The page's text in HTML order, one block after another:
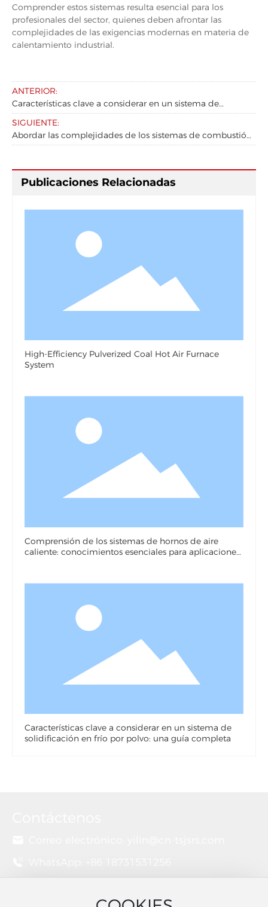
Comprender estos sistemas resulta esencial para los
profesionales del sector, quienes deben afrontar las
complejidades de las exigencias modernas en materia de
calentamiento industrial.
ANTERIOR:
Características clave a considerar en un sistema de
solidificación en frío por polvo: una guía completa
SIGUIENTE:
Abordar las complejidades de los sistemas de combustión
no convencionales para la transferencia de calor: una guía
Publicaciones Relacionadas
High-Efficiency Pulverized Coal Hot Air Furnace
System
Comprensión de los sistemas de hornos de aire
caliente: conocimientos esenciales para aplicaciones
Características clave a considerar en un sistema de
solidificación en frío por polvo: una guía completa
Qian'an, Provincia de Hebei (dentro del área